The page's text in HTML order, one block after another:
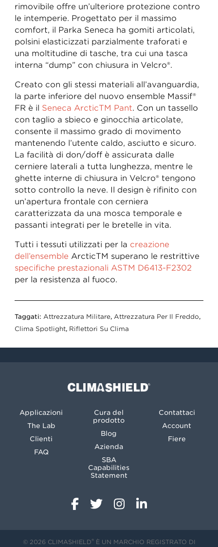
rimovibile offre un’ulteriore protezione contro
le intemperie. Progettato per il massimo
comfort, il Parka Seneca ha gomiti articolati,
polsini elasticizzati parzialmente traforati e
una moltitudine di tasche, tra cui una tasca
interna “dump” con chiusura in Velcro®.
Creato con gli stessi materiali all’avanguardia,
la parte inferiore del nuovo ensemble Massif®
FR è il Seneca ArcticTM Pant. Con un tassello
con taglio a sbieco e ginocchia articolate,
consente il massimo grado di movimento
mantenendo l’utente caldo, asciutto e sicuro.
La facilità di don/doff è assicurata dalle
cerniere laterali a tutta lunghezza, mentre le
ghette interne di chiusura in Velcro® tengono
sotto controllo la neve. Il design è rifinito con
un’apertura frontale con cerniera
caratterizzata da una mosca temporale e
passanti integrati per le bretelle in vita.
Tutti i tessuti utilizzati per la creazione
dell’ensemble ArcticTM superano le restrittive
specifiche prestazionali ASTM D6413-F2302
per la resistenza al fuoco.
Taggati: Attrezzatura Militare, Attrezzatura Per Il Freddo,
Clima Spotlight, Riflettori Su Clima
Climashield®
Applicazioni
The Lab
Clienti
FAQ
Cura del
prodotto
Blog
Azienda
SBA
Capabilities
Statement
Contattaci
Account
Fiere
© 2026 CLIMASHIELD ®È UN MARCHIO REGISTRATO DI